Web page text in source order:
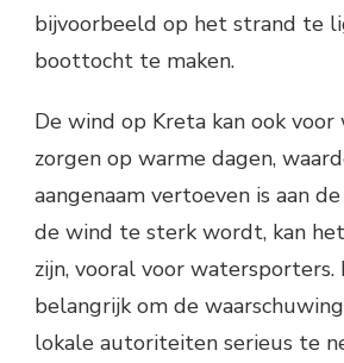
bijvoorbeeld op het strand te
boottocht te maken.
De wind op Kreta kan ook
zorgen op warme dagen,
aangenaam vertoeven is aan
de wind te sterk wordt, kan
zijn, vooral voor watersporters.
belangrijk om de
lokale autoriteiten serieus te